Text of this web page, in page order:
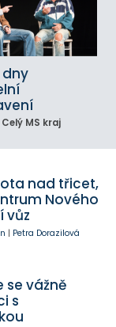
dny
Celý MS kraj
nad třicet,
Nového
vůz
| Petra Dorazilová
se vážně
s